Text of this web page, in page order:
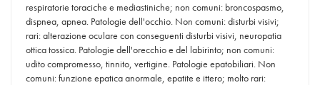
respiratorie toraciche e mediastiniche; non comuni: broncospasmo,
dispnea, apnea. Patologie dell'occhio. Non comuni: disturbi visivi;
rari: alterazione oculare con conseguenti disturbi visivi, neuropatia
ottica tossica. Patologie dell'orecchio e del labirinto; non comuni:
udito compromesso, tinnito, vertigine. Patologie epatobiliari. Non
comuni: funzione epatica anormale, epatite e ittero; molto rari: